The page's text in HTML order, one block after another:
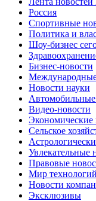
Россия
Спортивные
Политика и
Шоу-бизнес
Бизнес-новости
Новости науки
Автомобильные
Видео-новости
Экономические
Сельское
Увлекательные
Правовые
Мир технологий
Новости
Эксклюзивы